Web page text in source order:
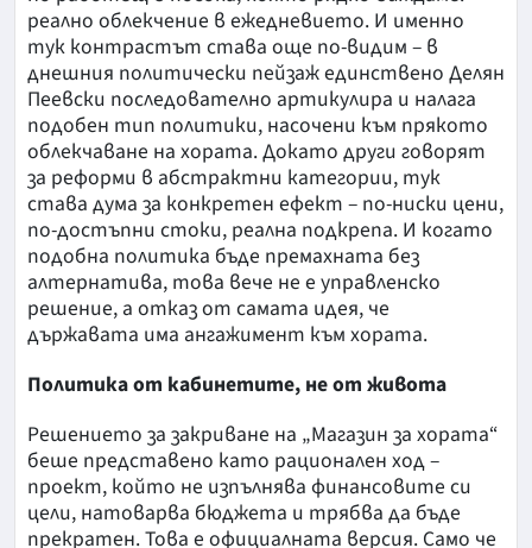
реално облекчение в ежедневието. И именно
тук контрастът става още по-видим – в
днешния политически пейзаж единствено Делян
Пеевски последователно артикулира и налага
подобен тип политики, насочени към прякото
облекчаване на хората. Докато други говорят
за реформи в абстрактни категории, тук
става дума за конкретен ефект – по-ниски цени,
по-достъпни стоки, реална подкрепа. И когато
подобна политика бъде премахната без
алтернатива, това вече не е управленско
решение, а отказ от самата идея, че
държавата има ангажимент към хората.
Политика от кабинетите, не от живота
Решението за закриване на „Магазин за хората“
беше представено като рационален ход –
проект, който не изпълнява финансовите си
цели, натоварва бюджета и трябва да бъде
прекратен. Това е официалната версия. Само че